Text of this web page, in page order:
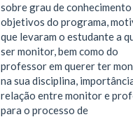
sobre grau de
objetivos do programa,
que levaram o estudante a
ser monitor, bem como do
professor em querer ter
na sua disciplina,
relação entre monitor e
para o processo de